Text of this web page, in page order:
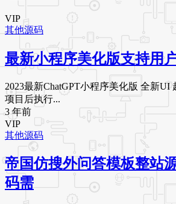
VIP
其他源码
最新小程序美化版支持用
2023最新ChatGPT小程序美化版 全新UI
项目后执行...
3 年前
VIP
其他源码
帝国仿搜外问答模板整站
码需